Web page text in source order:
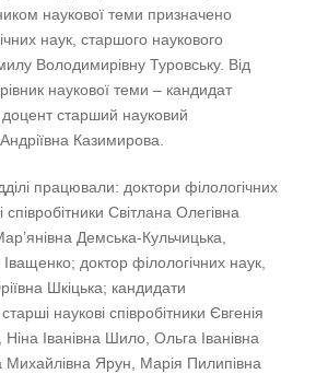
наукової теми призначено
наук, старшого наукового
Володимирівну Туровську. Від
наукової теми – кандидат
доцент старший науковий
Казимирова.
працювали: доктори філологічних
співробітники Світлана Олегівна
Демська-Кульчицька,
Іващенко; доктор філологічних наук,
Шкіцька; кандидати
наукові співробітники Євгенія
Іванівна Шило, Ольга Іванівна
Михайлівна Ярун, Марія Пилипівна